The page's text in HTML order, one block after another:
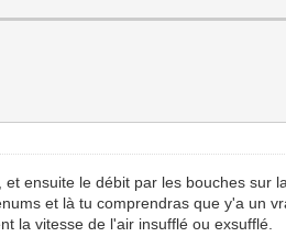
ensuite le débit par les bouches
et là tu comprendras que y'a un
la vitesse de l'air insufflé ou exsufflé.